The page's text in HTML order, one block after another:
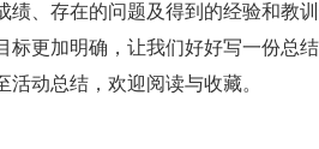
绩、存在的问题及得到的经验和教
标更加明确，让我们好好写一份总
动总结，欢迎阅读与收藏。